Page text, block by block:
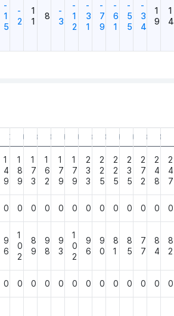
-
1
5
-
2
1
1
8
-
3
-
1
2
-
3
1
-
7
9
-
6
1
-
5
5
-
3
4
1
9
1
4
26.06.3026.03.3125.12.3125.09.3025.06.3025.03.3124.12.31
24.09.3024.06.3024.03.3123.12.31
1
4
9
1
8
9
1
7
3
1
6
2
1
7
9
1
7
9
2
3
3
2
2
5
2
2
5
2
3
5
2
7
2
2
4
8
2
4
7
0 0 0 0 0 0 0 0 0 0 0 0 0
9
6
1
0
2
8
9
9
8
9
3
1
0
2
9
6
9
0
8
1
8
5
7
7
8
4
8
2
0 0 0 0 0 0 0 0 0 0 0 0 0